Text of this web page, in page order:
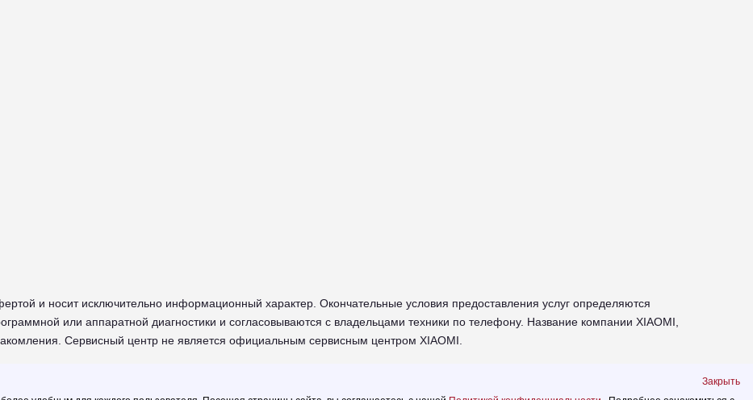
и носит исключительно информационный характер. Окончательные условия предоставления услуг определяются
или аппаратной диагностики и согласовываются с владельцами техники по телефону. Название компании XIAOMI,
Сервисный центр не является официальным сервисным центром XIAOMI.
Закрыть